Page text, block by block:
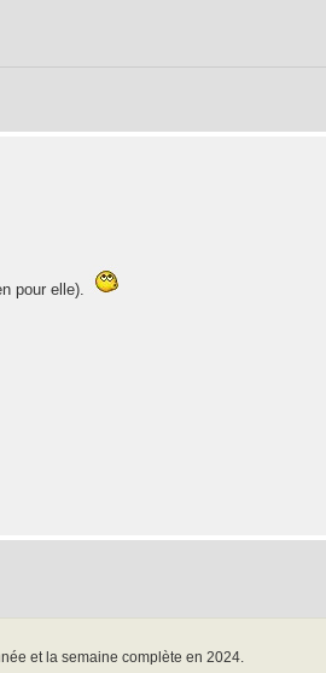
pour elle).
et la semaine complète en 2024.